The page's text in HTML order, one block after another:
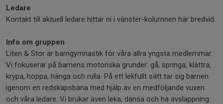
Ledare
Kontakt till aktuell ledare hittar ni i vänster-kolumnen här bredvid.
Info om gruppen
Liten & Stor är barngymnastik för våra allra yngsta medlemmar.
Vi fokuserar på barnens motoriska grunder: gå, springa, klättra,
krypa, hoppa, hänga och rulla. På ett lekfullt sätt tar sig barnen
igenom en redskapsbana med hjälp av en medföljande vuxen
och våra ledare. Vi brukar även leka, dansa och ha avslappning.